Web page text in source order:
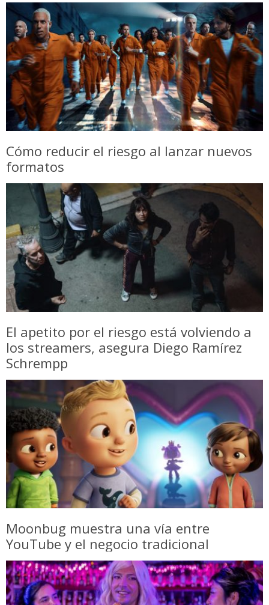
Cómo reducir el riesgo al lanzar nuevos
formatos
El apetito por el riesgo está volviendo a
los streamers, asegura Diego Ramírez
Schrempp
Moonbug muestra una vía entre
YouTube y el negocio tradicional